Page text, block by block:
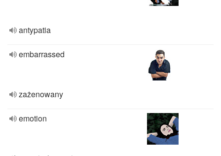
antypatia
embarrassed
zażenowany
emotion